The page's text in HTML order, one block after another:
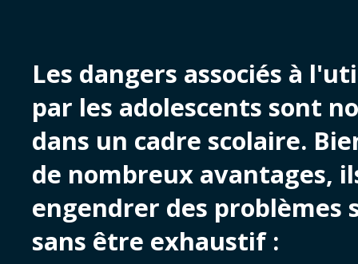
Les dangers associés à
par les adolescents sont
dans un cadre scolaire.
de nombreux avantages,
engendrer des
sans être exhaustif :